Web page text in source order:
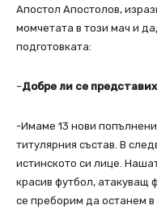
Апостол Апостолов,
момчетата в този мач и
подготовката:
–Добре ли се
-Имаме 13 нови
титулярния състав. В
истинското си лице.
красив футбол, атакуващ
се преборим да останем в